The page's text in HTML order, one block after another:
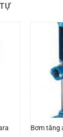
Bơm tăng